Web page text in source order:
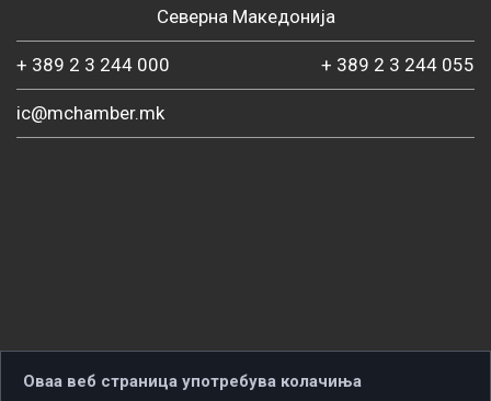
Северна Македонија
+ 389 2 3 244 000 + 389 2 3 244 055
ic@mchamber.mk
Оваа веб страница употребува колачиња